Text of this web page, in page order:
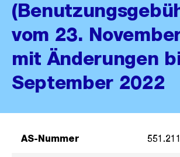
vom 23.
mit Änderungen
September 2022
AS-Nummer 551.211